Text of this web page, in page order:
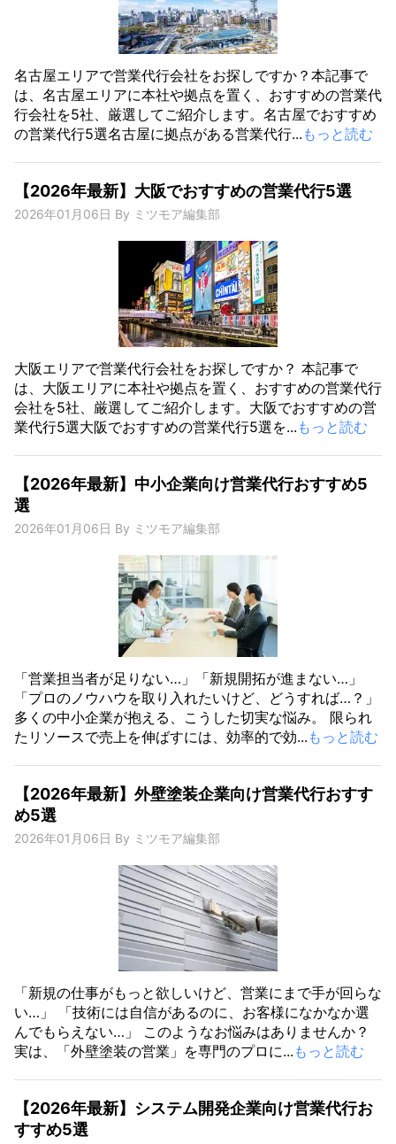
名古屋エリアで営業代行会社をお探しですか？本記事で
は、名古屋エリアに本社や拠点を置く、おすすめの営業代
行会社を5社、厳選してご紹介します。名古屋でおすすめ
の営業代行5選名古屋に拠点がある営業代行... もっと読む
【2026年最新】大阪でおすすめの営業代行5選
2026年01月06日 By ミツモア編集部
大阪エリアで営業代行会社をお探しですか？ 本記事で
は、大阪エリアに本社や拠点を置く、おすすめの営業代行
会社を5社、厳選してご紹介します。大阪でおすすめの営
業代行5選大阪でおすすめの営業代行5選を... もっと読む
【2026年最新】中小企業向け営業代行おすすめ5
選
2026年01月06日 By ミツモア編集部
「営業担当者が足りない…」「新規開拓が進まない…」
「プロのノウハウを取り入れたいけど、どうすれば…？」
多くの中小企業が抱える、こうした切実な悩み。 限られ
たリソースで売上を伸ばすには、効率的で効... もっと読む
【2026年最新】外壁塗装企業向け営業代行おすす
め5選
2026年01月06日 By ミツモア編集部
「新規の仕事がもっと欲しいけど、営業にまで手が回らな
い…」 「技術には自信があるのに、お客様になかなか選
んでもらえない…」 このようなお悩みはありませんか？
実は、「外壁塗装の営業」を専門のプロに... もっと読む
【2026年最新】システム開発企業向け営業代行お
すすめ5選